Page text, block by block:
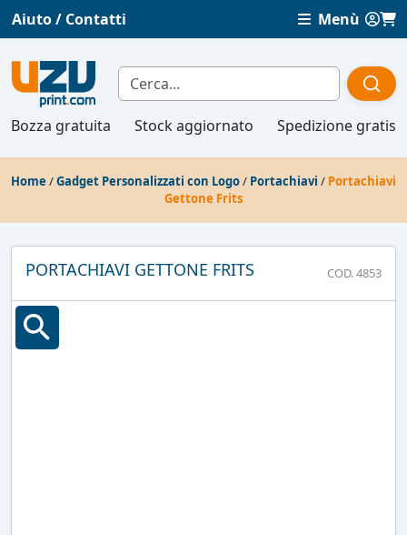
Aiuto / Contatti Menù
Bozza gratuita Stock aggiornato Spedizione gratis
Home /Gadget Personalizzati con Logo/ Portachiavi / Portachiavi
Gettone Frits
PORTACHIAVI GETTONE FRITS COD. 4853